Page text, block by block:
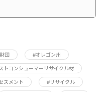
団 #オレゴン州
トコンシューマーリサイクル材
スメント #リサイクル